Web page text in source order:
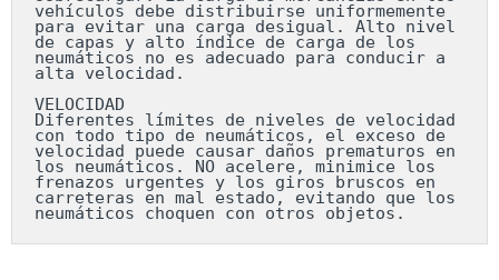
vehículos debe distribuirse uniformemente
para evitar una carga desigual. Alto nivel
de capas y alto índice de carga de los
neumáticos no es adecuado para conducir a
alta velocidad.
VELOCIDAD
Diferentes límites de niveles de velocidad
con todo tipo de neumáticos, el exceso de
velocidad puede causar daños prematuros en
los neumáticos. NO acelere, minimice los
frenazos urgentes y los giros bruscos en
carreteras en mal estado, evitando que los
neumáticos choquen con otros objetos.